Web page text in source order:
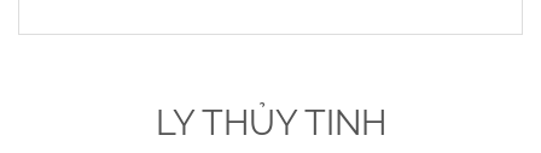
LY THỦY TINH